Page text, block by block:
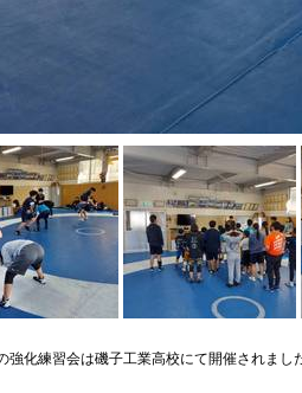
強化練習会は磯子工業高校にて開催されまし